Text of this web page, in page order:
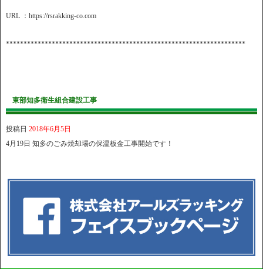
URL ：https://rsrakking-co.com
********************************************************************
東部知多衛生組合建設工事
投稿日 2018年6月5日
4月19日 知多のごみ焼却場の保温板金工事開始です！